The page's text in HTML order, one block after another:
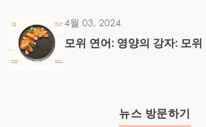
4월 03, 2024
모위 연어: 영양의 강자: 모위
뉴스 방문하기